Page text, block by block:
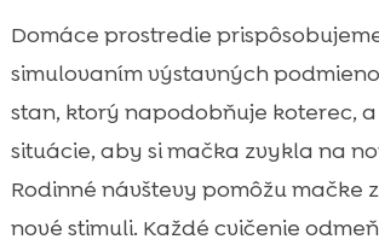
Domáce prostredie
simulovaním výstavných
stan, ktorý napodobňuje koterec,
situácie, aby si mačka zvykla na
Rodinné návštevy pomôžu mačke
nové stimuli. Každé cvičenie